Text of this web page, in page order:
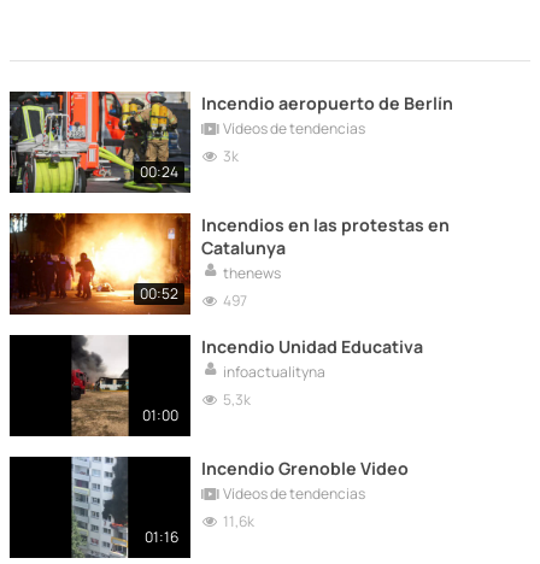
00:24
Incendio aeropuerto de Berlín
Vídeos de tendencias
3k
00:52
Incendios en las protestas en
Catalunya
thenews
497
01:00
Incendio Unidad Educativa
infoactualityna
5,3k
01:16
Incendio Grenoble Video
Vídeos de tendencias
11,6k